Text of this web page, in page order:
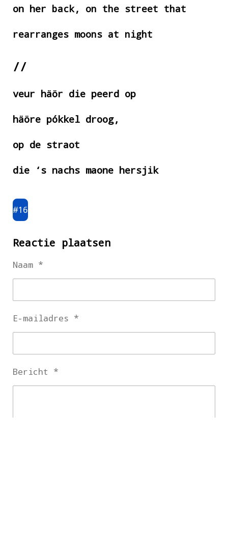
on her back, on the street that
rearranges moons at night
//
veur häör die peerd op
häöre pókkel droog,
op de straot
die ‘s nachs maone hersjik
#16
Reactie plaatsen
Naam *
E-mailadres *
Bericht *